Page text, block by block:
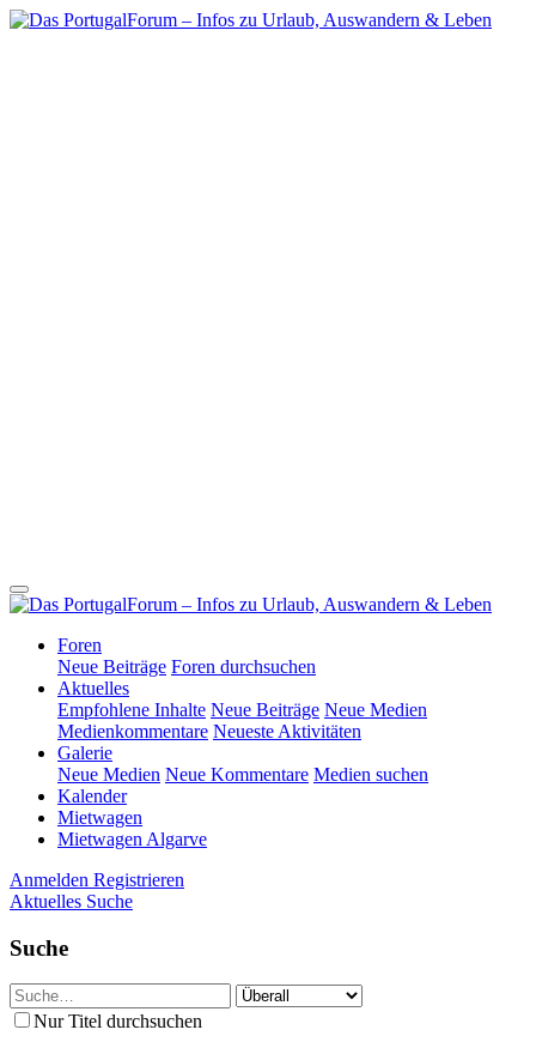
Foren
Neue Beiträge Foren durchsuchen
Aktuelles
Empfohlene Inhalte Neue Beiträge Neue Medien
Medienkommentare Neueste Aktivitäten
Galerie
Neue Medien Neue Kommentare Medien suchen
Kalender
Mietwagen
Mietwagen Algarve
Anmelden Registrieren
Aktuelles Suche
Suche
Nur Titel durchsuchen